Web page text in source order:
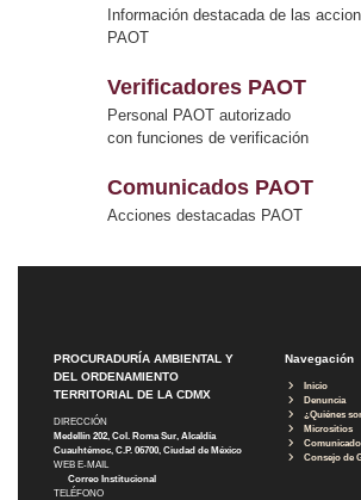
Información destacada de las
PAOT
Verificadores PAOT
Personal PAOT autorizado
con funciones de verificación
Comunicados PAOT
Acciones destacadas PAOT
PROCURADURÍA AMBIENTAL Y
DEL ORDENAMIENTO
TERRITORIAL DE LA CDMX
DIRECCIÓN
Medellín 202, Col. Roma Sur, Alcaldía
Cuauhtémoc, C.P. 06700, Ciudad de México
WEB E-MAIL
Correo Institucional
TELÉFONO
Navegación
Inicio
Denuncia
¿Quiénes
Micrositios
Consejo de